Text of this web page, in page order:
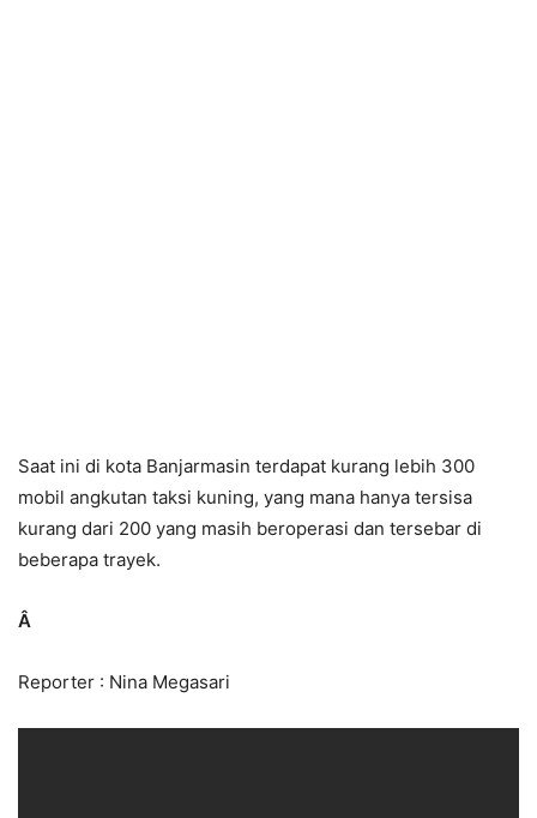
Saat ini di kota Banjarmasin terdapat kurang lebih 300
mobil angkutan taksi kuning, yang mana hanya tersisa
kurang dari 200 yang masih beroperasi dan tersebar di
beberapa trayek.
Â
Reporter : Nina Megasari